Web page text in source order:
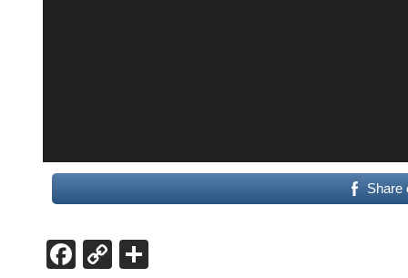
Share
Facebook
Copy